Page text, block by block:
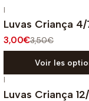
|
Luvas Criança 4/
3,00€3,50€
Voir les
|
Luvas Criança